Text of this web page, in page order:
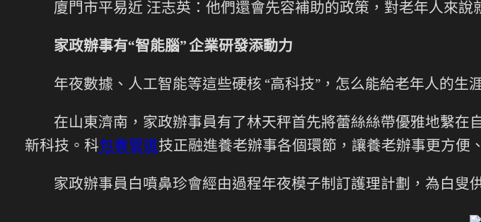
廈門市平易近 汪志英：他們還會先容補助的政策，對老年人來說
家政辦事有“智能腦” 企業研發添動力
年夜數據、人工智能等這些硬核 “高科技”，怎么能給老年人的生
在山東濟南，家政辦事員有了林天秤首先將蕾絲絲帶優雅地繫在
新科技。科包養管道技正融進養老辦事各個環節，讓養老辦事更方便
家政辦事員白噴鼻珍會經由過程年夜模子制訂護理計劃，為白叟